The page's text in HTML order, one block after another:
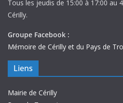
Tous les jeudis de 15:00 à 17:00 au
Cérilly.
Groupe Facebook :
Mémoire de Cérilly et du Pays de
Liens
Mairie de Cérilly